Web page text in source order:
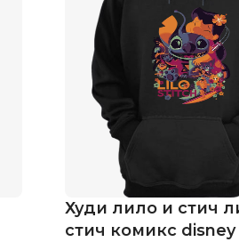
Худи лило и стич
стич комикс disney